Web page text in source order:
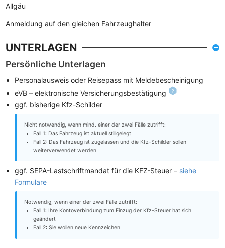
Allgäu
Anmeldung auf den gleichen Fahrzeughalter
UNTERLAGEN
Persönliche Unterlagen
Personalausweis oder Reisepass mit Meldebescheinigung
eVB – elektronische Versicherungsbestätigung
ggf. bisherige Kfz-Schilder
Nicht notwendig, wenn mind. einer der zwei Fälle zutrifft:
Fall 1: Das Fahrzeug ist aktuell stillgelegt
Fall 2: Das Fahrzeug ist zugelassen und die Kfz-Schilder sollen
weiterverwendet werden
ggf. SEPA-Lastschriftmandat für die KFZ-Steuer – siehe
Formulare
Notwendig, wenn einer der zwei Fälle zutrifft:
Fall 1: Ihre Kontoverbindung zum Einzug der Kfz-Steuer hat sich
geändert
Fall 2: Sie wollen neue Kennzeichen